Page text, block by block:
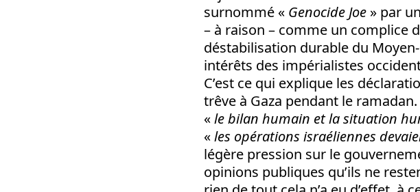
surnommé « Genocide Joe » par
– à raison – comme un complice
déstabilisation durable du
intérêts des impérialistes
C’est ce qui explique les
trêve à Gaza pendant le
«le bilan humain et la situation
«les opérations israéliennes
légère pression sur le
opinions publiques qu’ils ne